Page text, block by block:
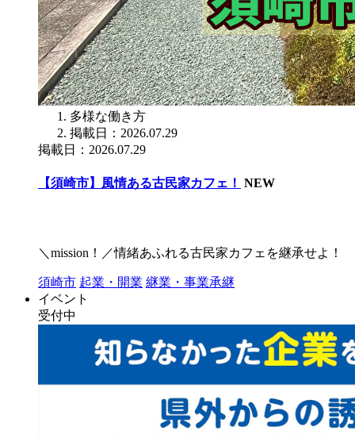
多様な働き方
掲載日：2026.07.29
掲載日：2026.07.29
【須崎市】風情ある古民家カフェ！ NEW
＼mission！／情緒あふれる古民家カフェを継承せよ！
須崎市 起業・開業 継業・事業承継
イベント
受付中